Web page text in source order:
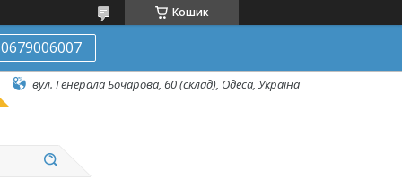
Кошик
вул. Генерала Бочарова, 60 (склад), Одеса, Україна